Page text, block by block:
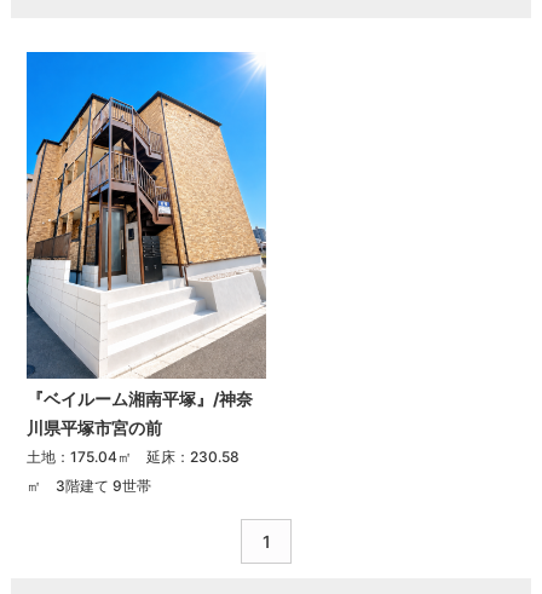
『ベイルーム湘南平塚』/神奈
川県平塚市宮の前
土地：175.04㎡ 延床：230.58
㎡ 3階建て 9世帯
1